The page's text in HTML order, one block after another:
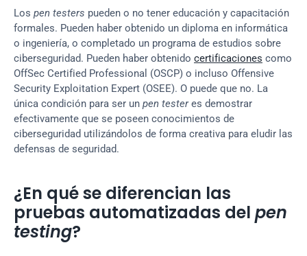
Los pen testers pueden o no tener educación y capacitación
formales. Pueden haber obtenido un diploma en informática
o ingeniería, o completado un programa de estudios sobre
ciberseguridad. Pueden haber obtenido certificaciones como
OffSec Certified Professional (OSCP) o incluso Offensive
Security Exploitation Expert (OSEE). O puede que no. La
única condición para ser un pen tester es demostrar
efectivamente que se poseen conocimientos de
ciberseguridad utilizándolos de forma creativa para eludir las
defensas de seguridad.
¿En qué se diferencian las
pruebas automatizadas del pen
testing?